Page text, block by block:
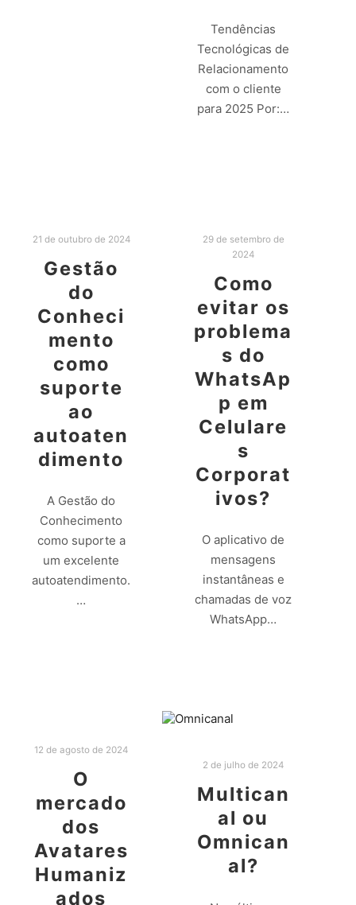
Tendências
Tecnológicas de
Relacionamento
com o cliente
para 2025 Por:…
21 de outubro de 2024
Gestão
do
Conheci
mento
como
suporte
ao
autoaten
dimento
A Gestão do
Conhecimento
como suporte a
um excelente
autoatendimento.
…
29 de setembro de
2024
Como
evitar os
problema
s do
WhatsAp
p em
Celulare
s
Corporat
ivos?
O aplicativo de
mensagens
instantâneas e
chamadas de voz
WhatsApp…
12 de agosto de 2024
O
mercado
dos
Avatares
Humaniz
ados
2 de julho de 2024
Multican
al ou
Omnican
al?